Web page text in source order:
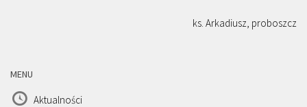
ks. Arkadiusz, proboszcz
MENU
Aktualności